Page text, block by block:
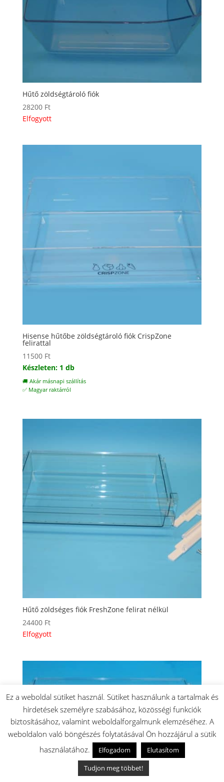
Hűtő zöldségtároló fiók
28200 Ft
Elfogyott
Hisense hűtőbe zöldségtároló fiók CrispZone
felirattal
11500 Ft
Készleten: 1 db
🚚 Akár másnapi szállítás
✅ Magyar raktárról
Hűtő zöldséges fiók FreshZone felirat nélkül
24400 Ft
Elfogyott
Ez a weboldal sütiket használ. Sütiket használunk a tartalmak és
hirdetések személyre szabásához, közösségi funkciók
biztosításához, valamint weboldalforgalmunk elemzéséhez. A
weboldalon való böngészés folytatásával Ön hozzájárul a sütik
használatához.
Elfogadom
Elutasítom
Tudjon meg többet!